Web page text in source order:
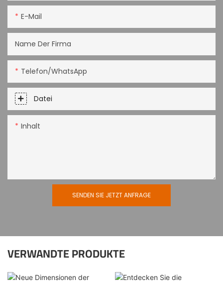
E-Mail
Name Der Firma
Telefon/WhatsApp
Datei
Inhalt
SENDEN SIE JETZT ANFRAGE
VERWANDTE PRODUKTE